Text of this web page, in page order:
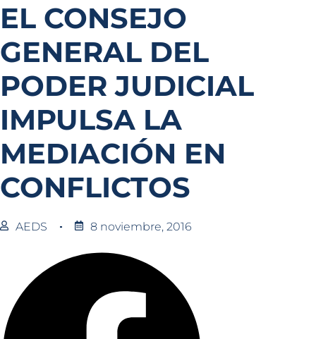
EL CONSEJO
GENERAL DEL
PODER JUDICIAL
IMPULSA LA
MEDIACIÓN EN
CONFLICTOS
AEDS 8 noviembre, 2016